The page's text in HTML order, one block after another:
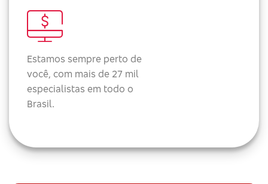
Estamos sempre perto de
você, com mais de 27 mil
especialistas em todo o
Brasil.